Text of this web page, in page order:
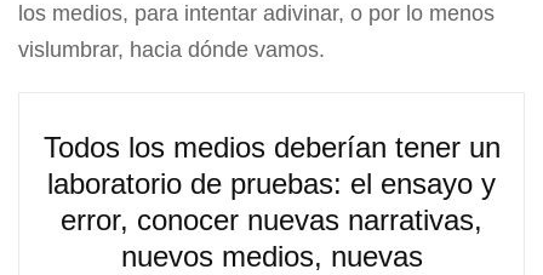
los medios, para intentar adivinar, o por lo menos
vislumbrar, hacia dónde vamos.
Todos los medios deberían tener un
laboratorio de pruebas: el ensayo y
error, conocer nuevas narrativas,
nuevos medios, nuevas